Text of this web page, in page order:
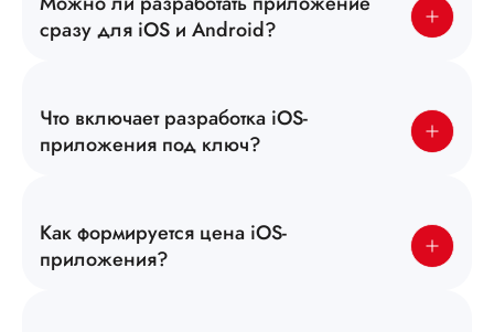
сразу для iOS и Android?
Что включает разработка iOS-
приложения под ключ?
Как формируется цена iOS-
приложения?